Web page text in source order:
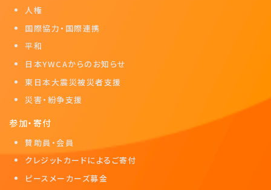
人権
国際協力・国際連携
平和
日本YWCAからのお知らせ
東日本大震災被災者支援
災害・紛争支援
参加・寄付
賛助員・会員
クレジットカードによるご寄付
ピースメーカーズ募金